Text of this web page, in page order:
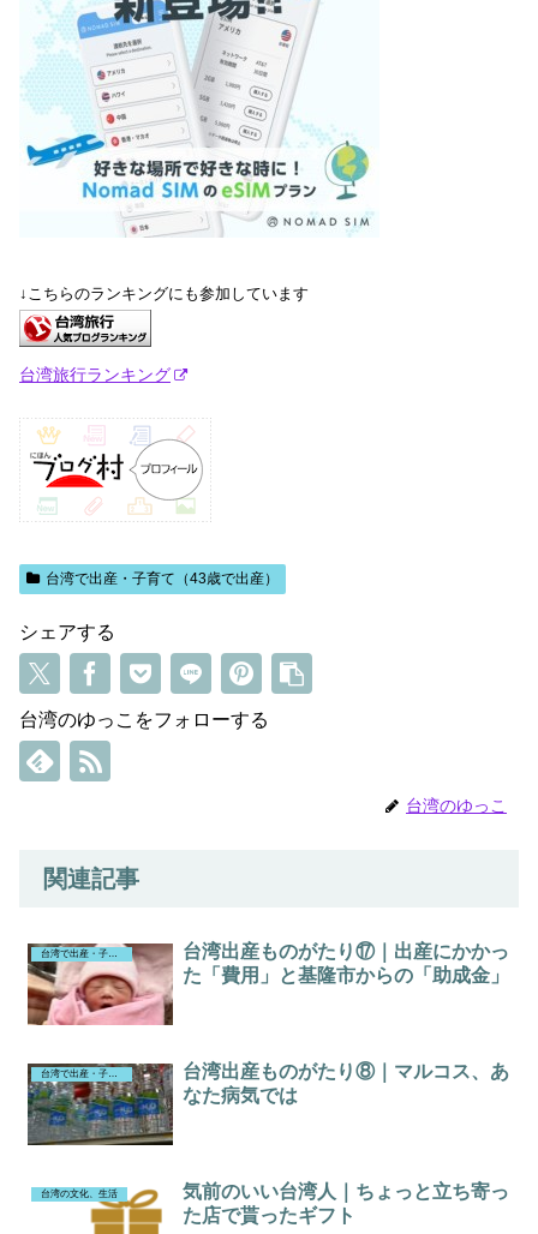
↓こちらのランキングにも参加しています
台湾旅行ランキング
台湾で出産・子育て（43歳で出産）
シェアする
台湾のゆっこをフォローする
台湾のゆっこ
関連記事
台湾出産ものがたり⑰｜出産にかかっ
た「費用」と基隆市からの「助成金」
台湾で出産・子育て（43歳で出産）
台湾出産ものがたり⑧｜マルコス、あ
なた病気では
台湾の文化、生活
気前のいい台湾人｜ちょっと立ち寄っ
た店で貰ったギフト